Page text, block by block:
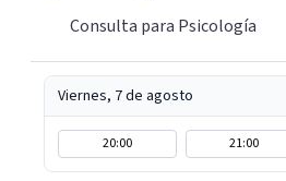
Consulta para Psicología
Viernes, 7 de agosto
20:00 21:00